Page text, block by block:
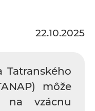
22.10.2025
Tatranského
môže
na vzácnu